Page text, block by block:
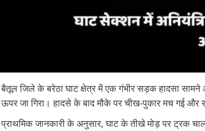
बैतूल जिले के बरेठा घाट क्षेत्र में एक गंभीर सड़क हादसा
ऊपर जा गिरा। हादसे के बाद मौके पर चीख-पुकार मच गई और
प्राथमिक जानकारी के अनुसार, घाट के तीखे मोड़ पर ट्रक